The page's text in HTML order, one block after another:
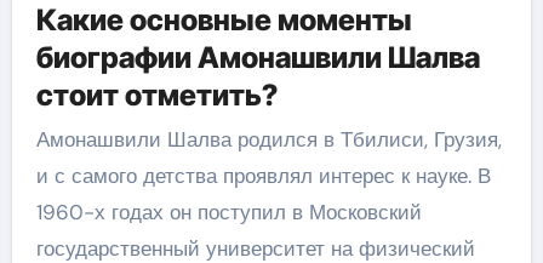
Какие основные моменты
биографии Амонашвили Шалва
стоит отметить?
Амонашвили Шалва родился в Тбилиси, Грузия,
и с самого детства проявлял интерес к науке. В
1960-х годах он поступил в Московский
государственный университет на физический